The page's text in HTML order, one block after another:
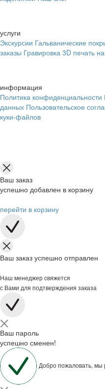
услуги
Экскурсии Гальванические
заказы Гравировка 3D печать
информация
Политика конфиденциальности
данных Пользовательское
куки-файлов
Ваш заказ
успешно добавлен в корзину
перейти в корзину
Ваш заказ успешно отправлен
Наш менеджер свяжется
с Вами для подтверждения заказа
Ваш пароль
успешно сменен!
Добро пожаловать, мы